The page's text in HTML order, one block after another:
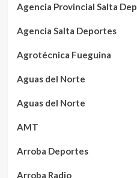
Agencia Provincial Salta
Agencia Salta Deportes
Agrotécnica Fueguina
Aguas del Norte
Aguas del Norte
AMT
Arroba Deportes
Arroba Radio